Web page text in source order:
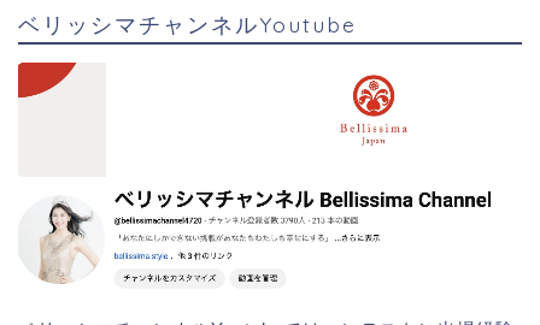
ベリッシマチャンネルYoutube